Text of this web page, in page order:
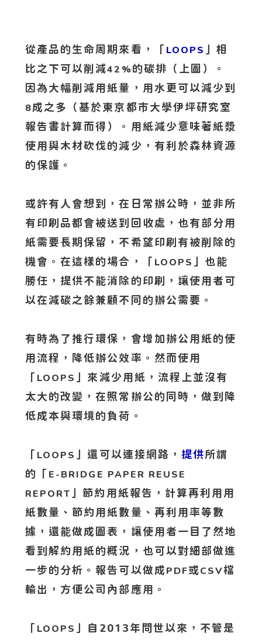
從產品的生命周期來看，「 LOOPS 」相
比之下可以削減42%的碳排（上圖）。
因為大幅削減用紙量，用水更可以減少到
8成之多（基於東京都市大學伊坪研究室
報告書計算而得）。用紙減少意味著紙漿
使用與木材砍伐的減少，有利於森林資源
的保護。
或許有人會想到，在日常辦公時，並非所
有印刷品都會被送到回收處，也有部分用
紙需要長期保留，不希望印刷有被削除的
機會。在這樣的場合，「 LOOPS 」也能
勝任，提供不能消除的印刷，讓使用者可
以在減碳之餘兼顧不同的辦公需要。
有時為了推行環保，會增加辦公用紙的使
用流程，降低辦公效率。然而使用
「 LOOPS 」來減少用紙，流程上並沒有
太大的改變，在照常辦公的同時，做到降
低成本與環境的負荷。
「 LOOPS 」還可以連接網路， 提供所謂
的「 E-BRIDGE PAPER REUSE
REPORT 」節約用紙報告，計算再利用用
紙數量、節約用紙數量、再利用率等數
據，還能做成圖表，讓使用者一目了然地
看到解約用紙的概況，也可以對細部做進
一步的分析。報告可以做成 PDF或CSV檔
輸出，方便公司內部應用。
「 LOOPS 」自2013年問世以來，不管是